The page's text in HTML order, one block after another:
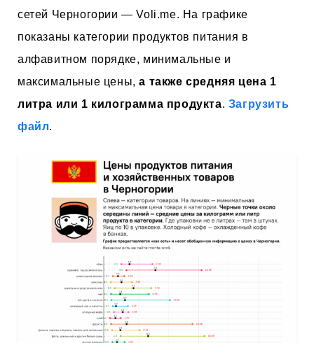
сетей Черногории — Voli.me. На графике
показаны категории продуктов питания в
алфавитном порядке, минимальные и
максимальные цены,а также средняя цена 1
литра или 1 килограмма продукта. Загрузить
файл.